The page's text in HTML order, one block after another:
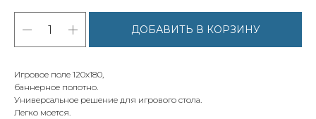
ДОБАВИТЬ В КОРЗИНУ
Игровое поле 120х180,
баннерное полотно.
Универсальное решение для игрового стола.
Легко моется.